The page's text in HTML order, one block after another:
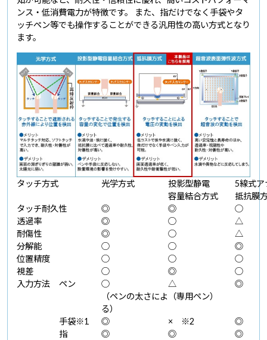
ンス・低消費電力が特徴です。 また、指だけでなく手袋やタ
ッチペン等でも操作することができる汎用性の高い方式となり
ます。
タッチ方式 光学方式
投影型静電
容量結合方式
5線式ア
抵抗膜
タッチ耐久性
◎ ◎
○
透過率
◎ ○
△
耐傷性
◎ ○
△
分解能
○ ○
◎
位置精度
○ ○
○
視差
○ ◎
○
入力方法
ペン
○
（ペンの太さによ
る）
△
（専用ペン）
◎
手袋※1 ◎ × ※2
◎
指
◎ ◎
◎